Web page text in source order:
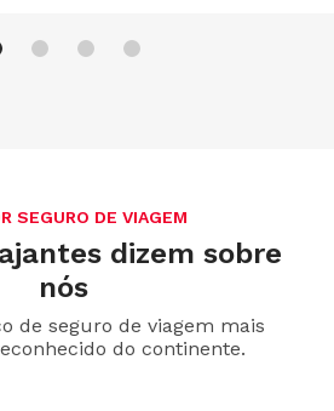
SEGURO DE VIAGEM
dizem sobre
nós
de seguro de viagem mais
do continente.